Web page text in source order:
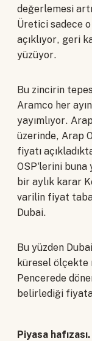
değerlemesi
Üretici sadece
açıklıyor, geri
yüzüyor.
Bu zincirin
Aramco her
yayımlıyor.
üzerinde, Arap
fiyatı
OSP'lerini buna
bir aylık karar
varilin fiyat
Dubai.
Bu yüzden
küresel ölçekte
Pencerede
belirlediği fiyata
Piyasa hafızası.